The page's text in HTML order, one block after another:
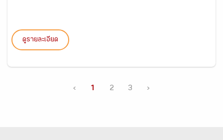
ดูรายละเอียด
‹ 1 2 3 ›